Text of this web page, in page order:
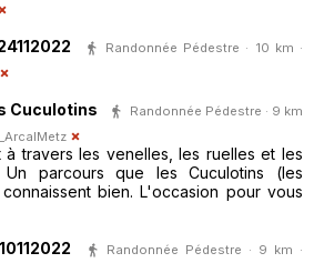
Randonnée Pédestre · 10 km ·
Cuculotins
Randonnée Pédestre · 9 km
travers les venelles, les ruelles et les
parcours que les Cuculotins (les
bien. L'occasion pour vous
Randonnée Pédestre · 9 km ·